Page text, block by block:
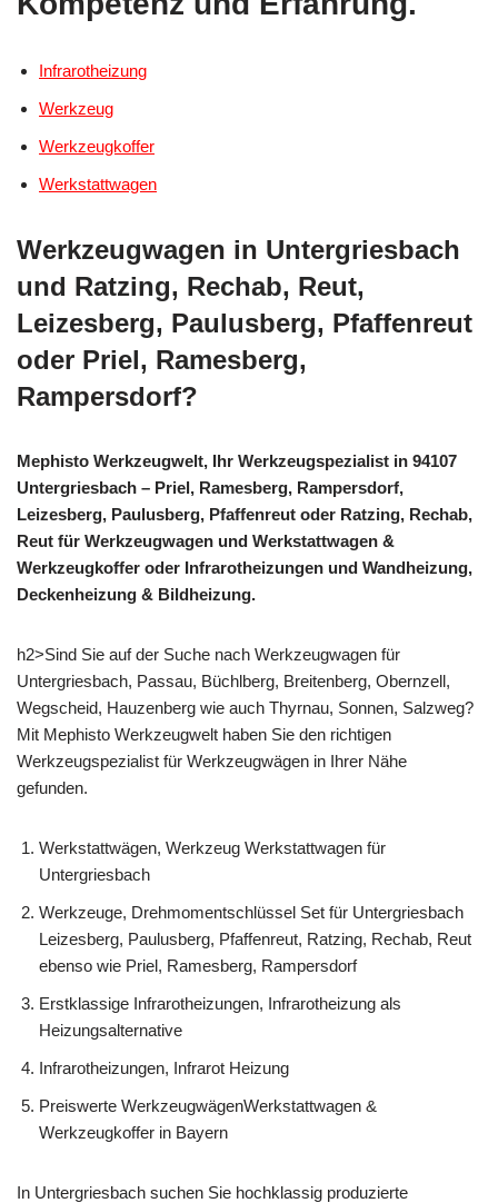
Infrarotheizung
Werkzeug
Werkzeugkoffer
Werkstattwagen
Werkzeugwagen in Untergriesbach
und Ratzing, Rechab, Reut,
Leizesberg, Paulusberg, Pfaffenreut
oder Priel, Ramesberg,
Rampersdorf?
Mephisto Werkzeugwelt, Ihr Werkzeugspezialist in 94107
Untergriesbach – Priel, Ramesberg, Rampersdorf,
Leizesberg, Paulusberg, Pfaffenreut oder Ratzing, Rechab,
Reut für Werkzeugwagen und Werkstattwagen &
Werkzeugkoffer oder Infrarotheizungen und Wandheizung,
Deckenheizung & Bildheizung.
h2>Sind Sie auf der Suche nach Werkzeugwagen für
Untergriesbach, Passau, Büchlberg, Breitenberg, Obernzell,
Wegscheid, Hauzenberg wie auch Thyrnau, Sonnen, Salzweg?
Mit Mephisto Werkzeugwelt haben Sie den richtigen
Werkzeugspezialist für Werkzeugwägen in Ihrer Nähe
gefunden.
Werkstattwägen, Werkzeug Werkstattwagen für
Untergriesbach
Werkzeuge, Drehmomentschlüssel Set für Untergriesbach
Leizesberg, Paulusberg, Pfaffenreut, Ratzing, Rechab, Reut
ebenso wie Priel, Ramesberg, Rampersdorf
Erstklassige Infrarotheizungen, Infrarotheizung als
Heizungsalternative
Infrarotheizungen, Infrarot Heizung
Preiswerte WerkzeugwägenWerkstattwagen &
Werkzeugkoffer in Bayern
In Untergriesbach suchen Sie hochklassig produzierte